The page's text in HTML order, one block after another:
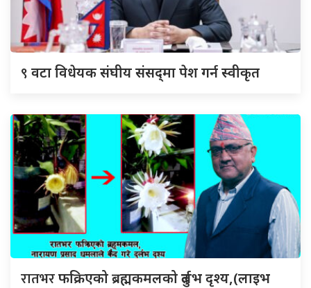
९ वटा विधेयक संघीय संसद्‌मा पेश गर्न स्वीकृत
रातभरफक्रिएको ब्रह्मकमलको दुर्लभ दृश्य,(लाइभ